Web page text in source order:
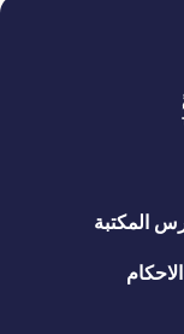
المكتبة